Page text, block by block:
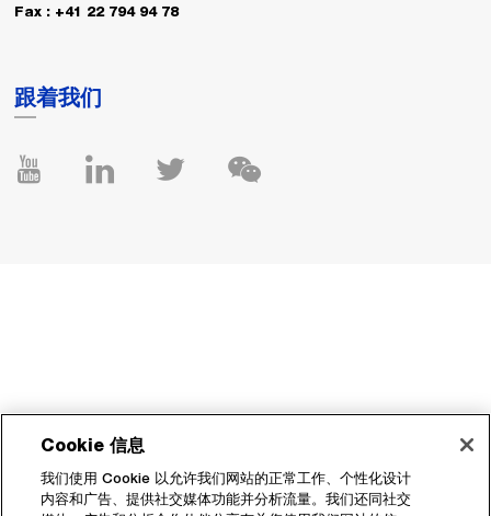
Fax : +41 22 794 94 78
跟着我们
Cookie 信息
我们使用 Cookie 以允许我们网站的正常工作、个性化设计
内容和广告、提供社交媒体功能并分析流量。我们还同社交